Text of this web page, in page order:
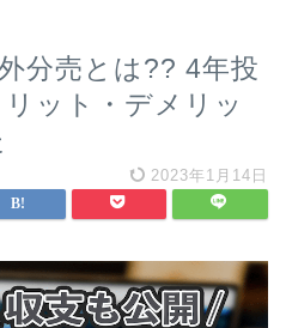
分売とは?? 4年投
ット・デメリッ
2023年1月14日